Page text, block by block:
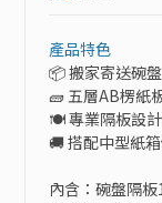
產品特色
📦 搬家寄送碗
🧱 五層AB楞紙
🍽️ 專業隔板設
🚚 搭配中型紙
內含：碗盤隔